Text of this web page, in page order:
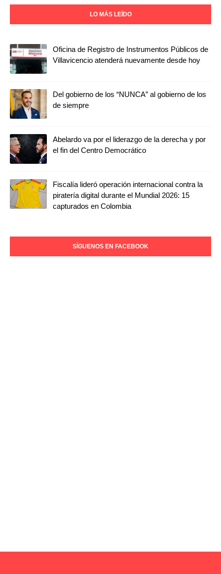
LO MÁS LEÍDO
Oficina de Registro de Instrumentos Públicos de
Villavicencio atenderá nuevamente desde hoy
Del gobierno de los “NUNCA” al gobierno de los
de siempre
Abelardo va por el liderazgo de la derecha y por
el fin del Centro Democrático
Fiscalía lideró operación internacional contra la
piratería digital durante el Mundial 2026: 15
capturados en Colombia
SÍGUENOS EN FACEBOOK